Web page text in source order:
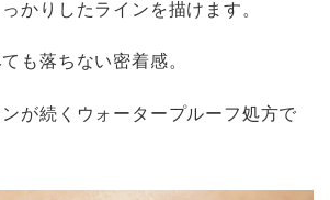
かりしたラインを描けます。
も落ちない密着感。
が続くウォータープルーフ処方で